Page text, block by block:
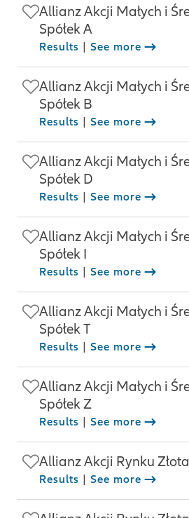
Allianz Akcji Małych i
Spółek A
Results See more
Allianz Akcji Małych i
Spółek B
Results See more
Allianz Akcji Małych i
Spółek D
Results See more
Allianz Akcji Małych i
Spółek I
Results See more
Allianz Akcji Małych i
Spółek T
Results See more
Allianz Akcji Małych i
Spółek Z
Results See more
Allianz Akcji Rynku
Results See more